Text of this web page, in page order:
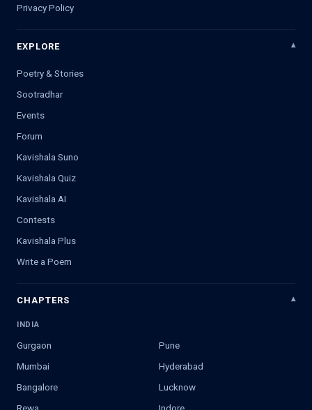
Privacy Policy
EXPLORE
Poetry & Stories
Sootradhar
Events
Forum
Kavishala Suno
Kavishala Quiz
Kavishala AI
Contests
Kavishala Plus
Write a Poem
CHAPTERS
INDIA
Gurgaon
Pune
Mumbai
Hyderabad
Bangalore
Lucknow
Rewa
Indore